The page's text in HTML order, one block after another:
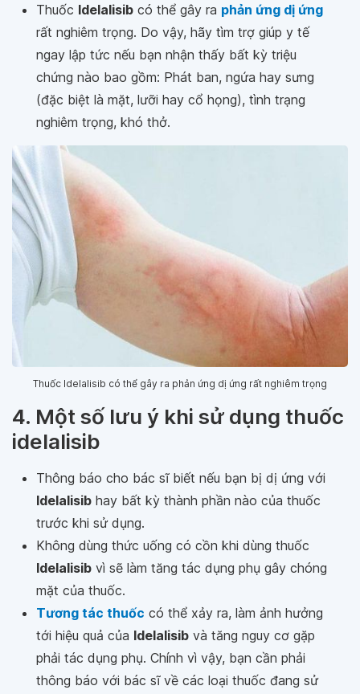
Thuốc Idelalisib có thể gây ra phản ứng dị ứng
rất nghiêm trọng. Do vậy, hãy tìm trợ giúp y tế
ngay lập tức nếu bạn nhận thấy bất kỳ triệu
chứng nào bao gồm: Phát ban, ngứa hay sưng
(đặc biệt là mặt, lưỡi hay cổ họng), tình trạng
nghiêm trọng, khó thở.
Thuốc Idelalisib có thể gây ra phản ứng dị ứng rất nghiêm trọng
4. Một số lưu ý khi sử dụng thuốc
idelalisib
Thông báo cho bác sĩ biết nếu bạn bị dị ứng với
Idelalisib hay bất kỳ thành phần nào của thuốc
trước khi sử dụng.
Không dùng thức uống có cồn khi dùng thuốc
Idelalisib vì sẽ làm tăng tác dụng phụ gây chóng
mặt của thuốc.
Tương tác thuốc có thể xảy ra, làm ảnh hưởng
tới hiệu quả của Idelalisib và tăng nguy cơ gặp
phải tác dụng phụ. Chính vì vậy, bạn cần phải
thông báo với bác sĩ về các loại thuốc đang sử